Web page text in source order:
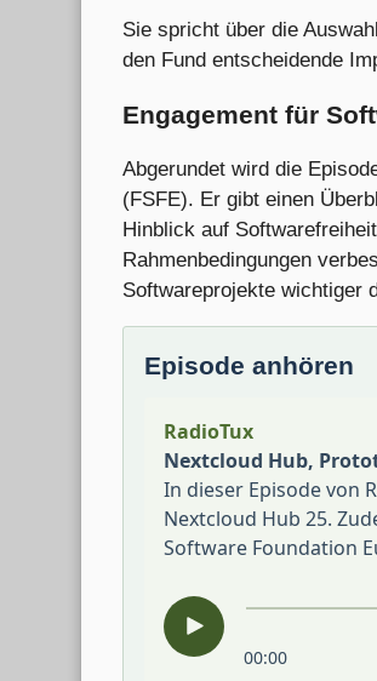
Sie spricht über die
den Fund entscheidende
Engagement für
Abgerundet wird die
(FSFE). Er gibt einen
Hinblick auf
Rahmenbedingungen
Softwareprojekte wichtiger
Episode anhören